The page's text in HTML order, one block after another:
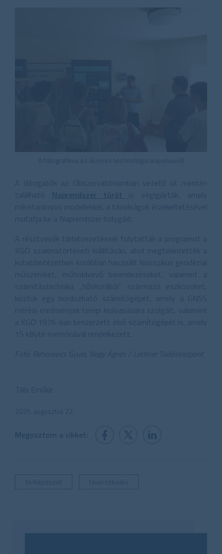
A fotografikus és lézeres technológia alapelveiről
A látogatók az Obszervatóriumban vezető út mentén
található Naprendszer túrát is végigjárták, amely
méretarányos modellekkel, a távolságok érzékeltetésével
mutatja be a Naprendszer bolygóit.
A résztvevők tárlatvezetéssel folytatták a programot a
KGO szakmatörténeti kiállításán, ahol megtekintették a
kutatóintézetben korábban használt klasszikus geodéziai
műszereket, műholdvevő berendezéseket, valamint a
számítástechnika „hőskorából” származó eszközöket,
köztük egy hordozható számítógépet, amely a GNSS
mérési eredmények terepi kiolvasására szolgált, valamint
a KGO 1976-ban beszerzett első számítógépét is, amely
15 kByte memóriával rendelkezett.
Fotó: Rehorovics Gyula, Nagy Ágnes / Lechner Tudásközpont
Tábi Emőke
2025. augusztus 22.
Megosztom a cikket:
térképészet távérzékelés